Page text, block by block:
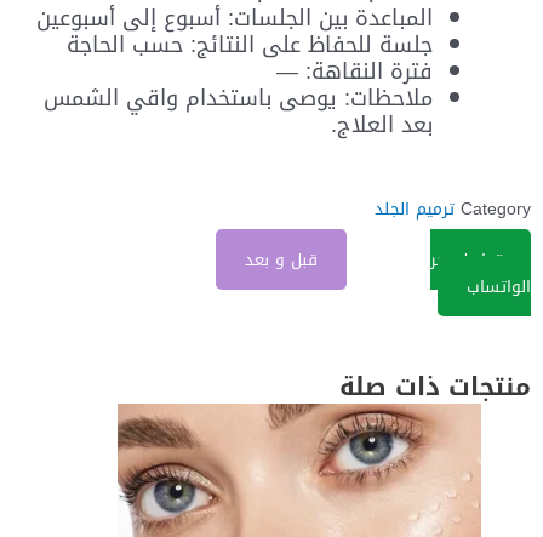
المباعدة بين الجلسات: أسبوع إلى أسبوعين
جلسة للحفاظ على النتائج: حسب الحاجة
فترة النقاهة: —
ملاحظات: يوصى باستخدام واقي الشمس
بعد العلاج.
Categoryترميم الجلد
تواصل عبر
الواتساب
قبل و بعد
منتجات ذات صلة